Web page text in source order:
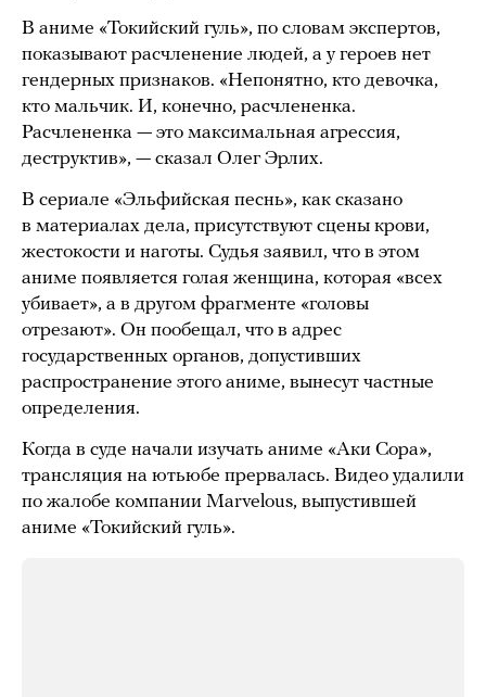
В аниме «Токийский гуль», по словам экспертов,
показывают расчленение людей, а у героев нет
гендерных признаков. «Непонятно, кто девочка,
кто мальчик. И, конечно, расчлененка.
Расчлененка — это максимальная агрессия,
деструктив», — сказал Олег Эрлих.
В сериале «Эльфийская песнь», как сказано
в материалах дела, присутствуют сцены крови,
жестокости и наготы. Судья заявил, что в этом
аниме появляется голая женщина, которая «всех
убивает», а в другом фрагменте «головы
отрезают». Он пообещал, что в адрес
государственных органов, допустивших
распространение этого аниме, вынесут частные
определения.
Когда в суде начали изучать аниме «Аки Сора»,
трансляция на ютьюбе прервалась. Видео удалили
по жалобе компании Marvelous, выпустившей
аниме «Токийский гуль».